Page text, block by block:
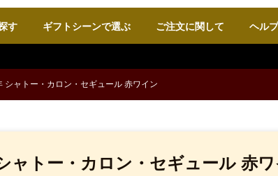
す ギフトシーンで選ぶ ご注文に関して ヘル
シャトー・カロン・セギュール 赤ワイン
ャトー・カロン・セギュール 赤